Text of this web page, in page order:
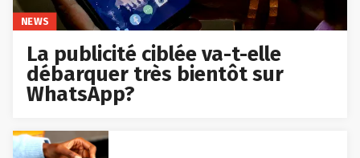
NEWS
La publicité ciblée va-t-elle
débarquer très bientôt sur
WhatsApp?